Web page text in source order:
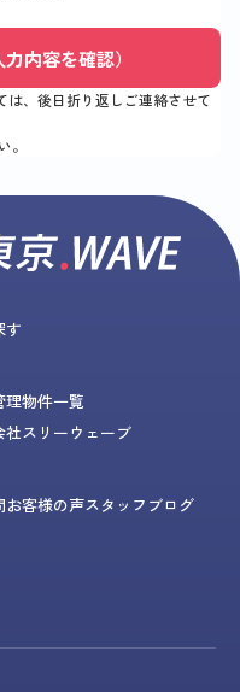
内容を確認）
は、後日折り返しご連絡させて
。
す
理物件一覧
スリーウェーブ
お客様の声スタッフブログ